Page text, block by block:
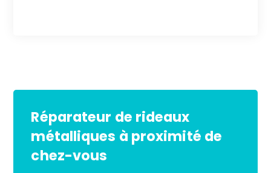
Réparateur de rideaux
métalliques à proximité de
chez-vous